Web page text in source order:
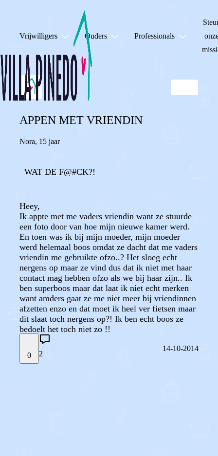
Vrijwilligers Ouders Professionals
APPEN MET VRIENDIN
Nora, 15 jaar
WAT DE F@#CK?!
Heey,
Ik appte met me vaders vriendin want ze stuurde
een foto door van hoe mijn nieuwe kamer werd.
En toen was ik bij mijn moeder, mijn moeder
werd helemaal boos omdat ze dacht dat me vaders
vriendin me gebruikte ofzo..? Het sloeg echt
nergens op maar ze vind dus dat ik niet met haar
contact mag hebben ofzo als we bij haar zijn.. Ik
ben superboos maar dat laat ik niet echt merken
want amders gaat ze me niet meer bij vriendinnen
afzetten enzo en dat moet ik heel ver fietsen maar
dit slaat toch nergens op?! Ik ben echt boos ze
bedoelt het toch niet zo !!
0 2
14-10-2014